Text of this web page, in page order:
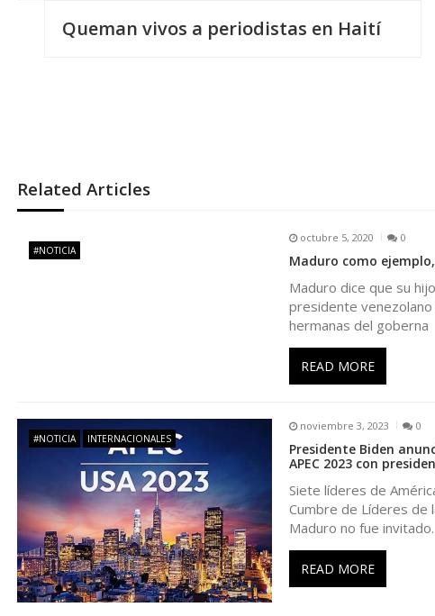
g
a
n
d
e
e
n
Queman vivos a periodistas en Haití
Related Articles
#NOTICIA
octubre 5, 2020 0
Maduro como
Maduro dice que su
presidente venezolano
hermanas del goberna
READ MORE
#NOTICIA INTERNACIONALES
noviembre 3, 2023 0
Presidente Biden
APEC 2023 con
Siete líderes de
Cumbre de Líderes de
Maduro no fue invitado.
READ MORE